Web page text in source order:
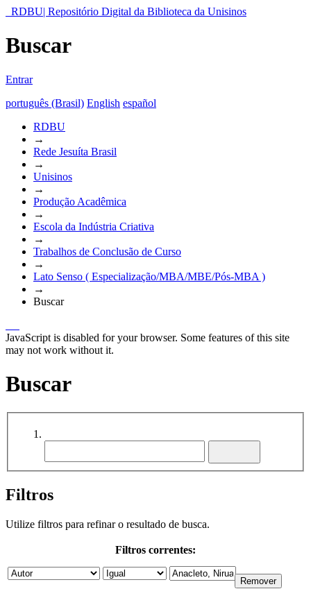
RDBU| Repositório Digital da Biblioteca da Unisinos
Buscar
Entrar
português (Brasil) English español
RDBU
→
Rede Jesuíta Brasil
→
Unisinos
→
Produção Acadêmica
→
Escola da Indústria Criativa
→
Trabalhos de Conclusão de Curso
→
Lato Senso ( Especialização/MBA/MBE/Pós-MBA )
→
Buscar
JavaScript is disabled for your browser. Some features of this site
may not work without it.
Buscar
Filtros
Utilize filtros para refinar o resultado de busca.
Filtros correntes: